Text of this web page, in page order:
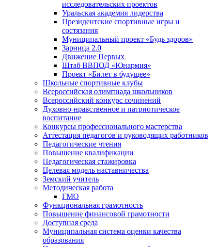
исследовательских проектов
Уральская академия лидерства
Президентские спортивные игры и
состязания
Муниципальный проект «Будь здоров»
Зарница 2.0
Движение Первых
Штаб ВВПОД «Юнармия»
Проект «Билет в будущее»
Школьные спортивные клубы
Всероссийская олимпиада школьников
Всероссийский конкурс сочинений
Духовно-нравственное и патриотическое
воспитание
Конкурсы профессионального мастерства
Аттестация педагогов и руководящих работников
Педагогические чтения
Повышение квалификации
Педагогическая стажировка
Целевая модель наставничества
Земский учитель
Методическая работа
ГМО
Функциональная грамотность
Повышение финансовой грамотности
Доступная среда
Муниципальная система оценки качества
образования